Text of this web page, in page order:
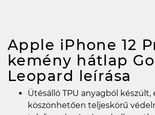
Apple iPhone 12
kemény hátlap
Leopard leírása
Ütésálló TPU anyagból készült,
köszönhetően teljeskörű